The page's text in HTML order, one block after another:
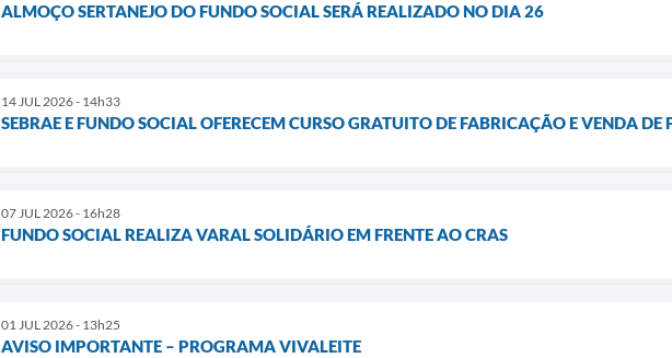
ALMOÇO SERTANEJO DO FUNDO SOCIAL SERÁ REALIZADO NO DIA 26
14 JUL 2026 - 14h33
SEBRAE E FUNDO SOCIAL OFERECEM CURSO GRATUITO DE FABRICAÇÃO E VENDA DE
07 JUL 2026 - 16h28
FUNDO SOCIAL REALIZA VARAL SOLIDÁRIO EM FRENTE AO CRAS
01 JUL 2026 - 13h25
AVISO IMPORTANTE – PROGRAMA VIVALEITE